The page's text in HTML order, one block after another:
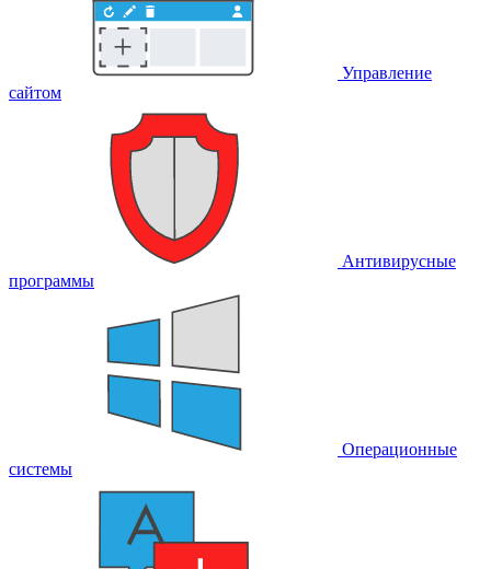
Управление
сайтом
Антивирусные
программы
Операционные
системы